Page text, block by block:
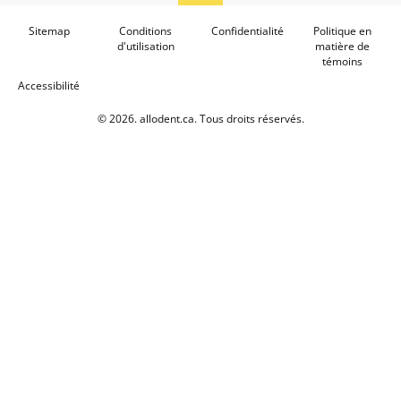
© 2026. allodent.ca. Tous droits réservés.
Sitemap
Conditions
d'utilisation
Confidentialité
Politique en
matière de
témoins
Accessibilité